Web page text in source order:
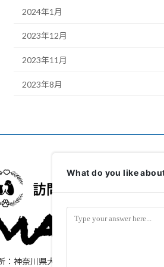
2024年1月
2023年12月
2023年11月
2023年8月
：神奈川県大和市上和田1323-61
What do you like